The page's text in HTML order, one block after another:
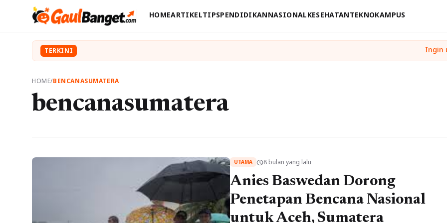
HOMEARTIKELTIPSPENDIDIKANNASIONALKESEHATANTEKNOKAMPUS
TERKINI
HOME/BENCANASUMATERA
bencanasumatera
UTAMA schedule8 bulan yang lalu
Anies Baswedan Dorong
Penetapan Bencana Nasional
untuk Aceh, Sumatera